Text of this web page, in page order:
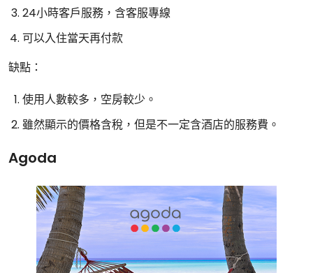
24小時客戶服務，含客服專線
可以入住當天再付款
缺點：
使用人數較多，空房較少。
雖然顯示的價格含稅，但是不一定含酒店的服務費。
Agoda